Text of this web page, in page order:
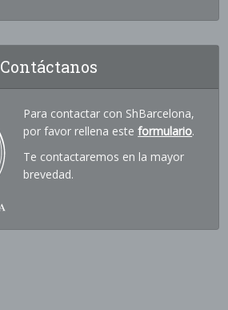
Contáctanos
Para contactar con ShBarcelona,
por favor rellena esteformulario.
Te contactaremos en la mayor
brevedad.